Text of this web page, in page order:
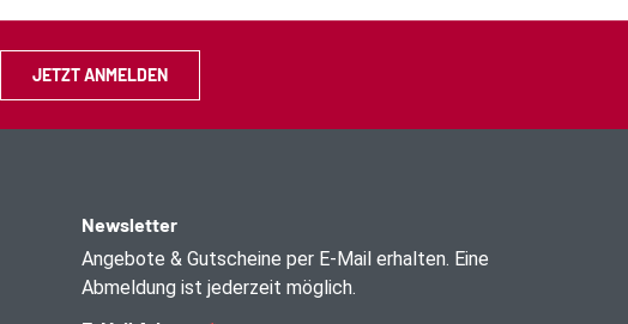
JETZT ANMELDEN
Newsletter
Angebote & Gutscheine per E-Mail erhalten. Eine
Abmeldung ist jederzeit möglich.